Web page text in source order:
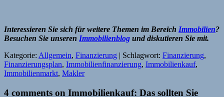
Interessieren Sie sich für weitere Themen im Bereich Immobilien?
Besuchen Sie unseren Immobilienblog und diskutieren Sie mit.
Kategorie: Allgemein, Finanzierung | Schlagwort: Finanzierung,
Finanzierungsplan, Immobilienfinanzierung, Immobilienkauf,
Immobilienmarkt, Makler
4 comments on Immobilienkauf: Das sollten Sie